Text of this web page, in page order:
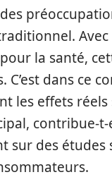
la santé,
C’est dans ce
les effets
contribue-t-
sur des